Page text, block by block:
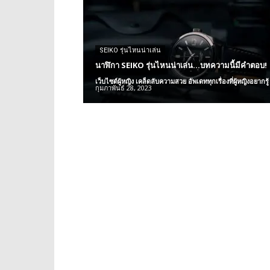
SEIKO รุ่นไหนน่าเล่น
นาฬิกา SEIKO รุ่นไหนน่าเล่น…บทความนี้มีคำตอบ!
เว็บไซต์ผู้หญิง เคล็ดลับความสวย อัพเดททุกเรื่องที่ผู้หญิงอยากรู้
กุมภาพันธ์ 28, 2023